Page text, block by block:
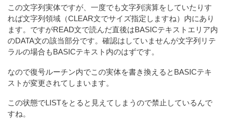
この文字列実体ですが、一度でも文字列演算をしていたりす
れば文字列領域（CLEAR文でサイズ指定しますね）内にあり
ます。ですがREAD文で読んだ直後はBASICテキストエリア内
のDATA文の該当部分です。確認はしていませんが文字列リテ
ラルの場合もBASICテキスト内のはずです。
なので復号ルーチン内でこの実体を書き換えるとBASICテキ
ストが変更されてしまいます。
この状態でLISTをとると見えてしまうので禁止しているんで
すね。